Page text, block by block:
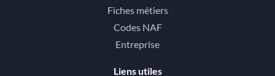
Fiches métiers
Codes NAF
Entreprise
Liens utiles